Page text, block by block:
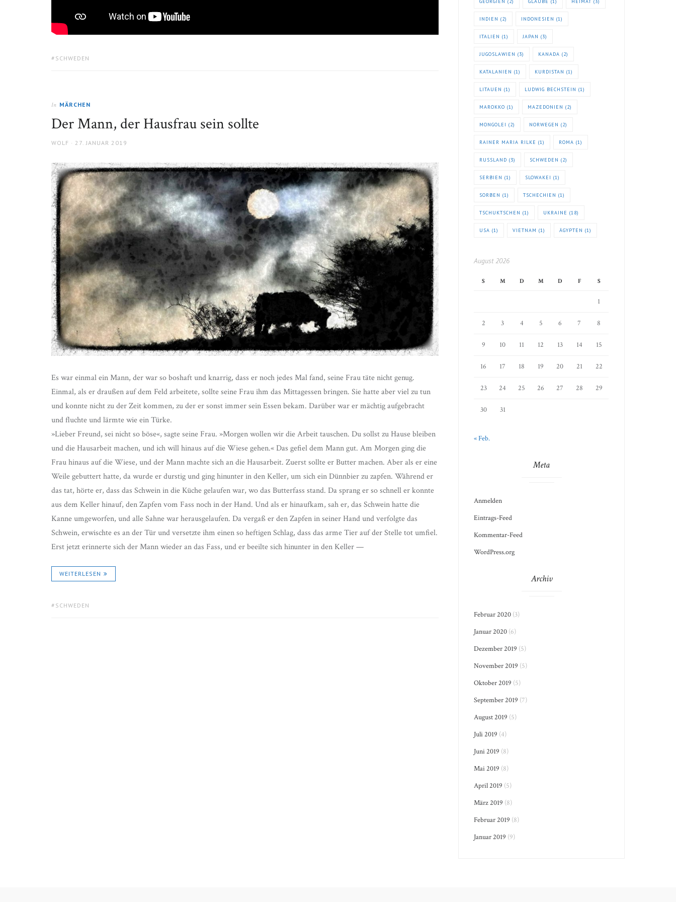
TAGS:
SCHWEDEN
In MÄRCHEN
Der Mann, der Hausfrau sein sollte
AUTHOR
WOLF
POSTED
27. JANUAR 2019
Es war einmal ein Mann, der war so boshaft und knarrig, dass er noch jedes Mal fand, seine Frau täte nicht genug.
Einmal, als er draußen auf dem Feld arbeitete, sollte seine Frau ihm das Mittagessen bringen. Sie hatte aber viel zu tun
und konnte nicht zu der Zeit kommen, zu der er sonst immer sein Essen bekam. Darüber war er mächtig aufgebracht
und fluchte und lärmte wie ein Türke.
»Lieber Freund, sei nicht so böse«, sagte seine Frau. »Morgen wollen wir die Arbeit tauschen. Du sollst zu Hause bleiben
und die Hausarbeit machen, und ich will hinaus auf die Wiese gehen.« Das gefiel dem Mann gut. Am Morgen ging die
Frau hinaus auf die Wiese, und der Mann machte sich an die Hausarbeit. Zuerst sollte er Butter machen. Aber als er eine
Weile gebuttert hatte, da wurde er durstig und ging hinunter in den Keller, um sich ein Dünnbier zu zapfen. Während er
das tat, hörte er, dass das Schwein in die Küche gelaufen war, wo das Butterfass stand. Da sprang er so schnell er konnte
aus dem Keller hinauf, den Zapfen vom Fass noch in der Hand. Und als er hinaufkam, sah er, das Schwein hatte die
Kanne umgeworfen, und alle Sahne war herausgelaufen. Da vergaß er den Zapfen in seiner Hand und verfolgte das
Schwein, erwischte es an der Tür und versetzte ihm einen so heftigen Schlag, dass das arme Tier auf der Stelle tot umfiel.
Erst jetzt erinnerte sich der Mann wieder an das Fass, und er beeilte sich hinunter in den Keller —
WEITERLESEN
TAGS:
SCHWEDEN
INDIEN (2) INDONESIEN (1)
ITALIEN (1) JAPAN (3)
JUGOSLAWIEN (3) KANADA (2)
KATALANIEN (1) KURDISTAN (1)
LITAUEN (1) LUDWIG BECHSTEIN (1)
MAROKKO (1) MAZEDONIEN (2)
MONGOLEI (2) NORWEGEN (2)
RAINER MARIA RILKE (1) ROMA (1)
RUSSLAND (3) SCHWEDEN (2)
SERBIEN (1) SLOWAKEI (1)
SORBEN (1) TSCHECHIEN (1)
TSCHUKTSCHEN (1) UKRAINE (18)
USA (1) VIETNAM (1) ÄGYPTEN (1)
August 2026
S M D M D F S
1
2 3 4 5 6 7 8
9 10 11 12 13 14 15
16 17 18 19 20 21 22
23 24 25 26 27 28 29
30 31
« Feb.
Meta
Anmelden
Eintrags-Feed
Kommentar-Feed
WordPress.org
Archiv
Februar 2020 (3)
Januar 2020 (6)
Dezember 2019 (5)
November 2019 (5)
Oktober 2019 (5)
September 2019 (7)
August 2019 (5)
Juli 2019 (4)
Juni 2019 (8)
Mai 2019 (8)
April 2019 (5)
März 2019 (8)
Februar 2019 (8)
Januar 2019 (9)